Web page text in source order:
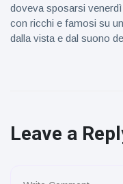
doveva sposarsi
con ricchi e famosi su
dalla vista e dal suono
Leave a